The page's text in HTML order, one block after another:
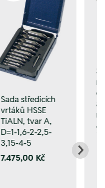
Sada středicích
vrtáků HSSE
TiALN, tvar A,
D=1-1,6-2-2,5-
3,15-4-5
7.475,00 Kč
a